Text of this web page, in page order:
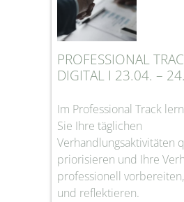
PROFESSIONAL
DIGITAL I 23.04. –
Im Professional Track
Sie Ihre täglichen
Verhandlungsaktivitäten
priorisieren und Ihre
professionell
und reflektieren.